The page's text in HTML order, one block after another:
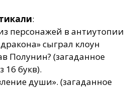
:
персонажей в антиутопии
сыграл клоун
Полунин? (загаданное
16 букв).
души». (загаданное